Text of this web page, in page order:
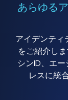
あらゆる
アイデンティ
をご紹介し
シンID、エ
レスに統